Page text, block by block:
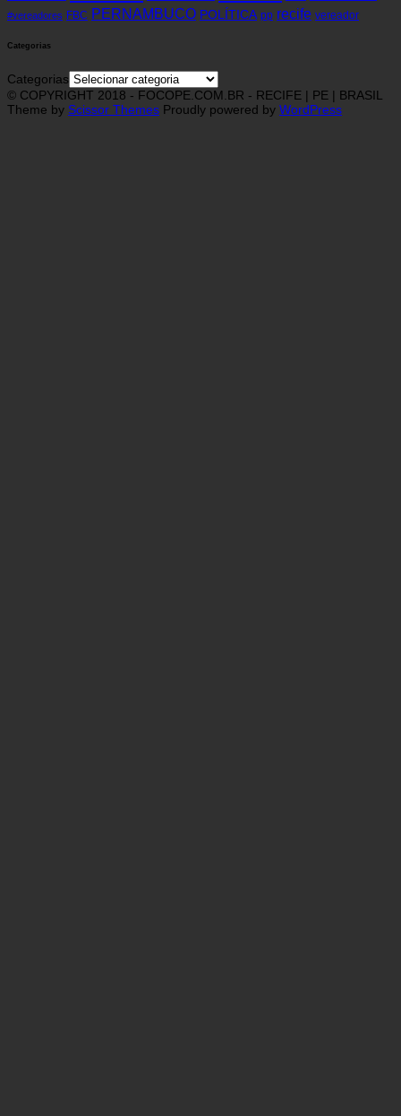
#vereadores FBC PERNAMBUCO POLÍTICA pp recife vereador
Categorias
Categorias
© COPYRIGHT 2018 - FOCOPE.COM.BR - RECIFE | PE | BRASIL
Theme by Scissor Themes Proudly powered by WordPress